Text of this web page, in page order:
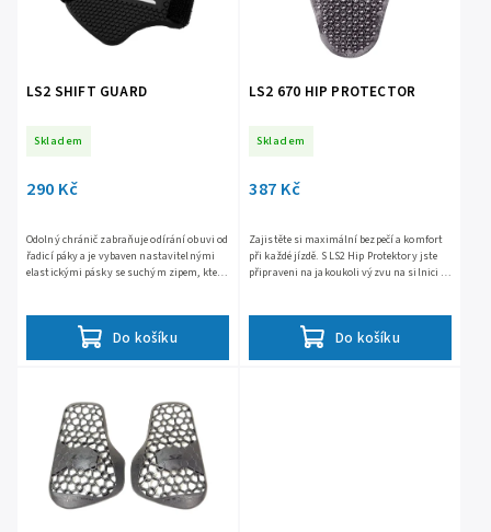
LS2 SHIFT GUARD
Skladem
290 Kč
Do košíku
Odolný chránič zabraňuje odírání obuvi od
řadicí páky a je vybaven nastavitelnými
elastickými pásky se suchým zipem, které
LS2 670 HIP PROTECTOR
Skladem
387 Kč
Do košíku
Zajistěte si maximální bezpečí a komfort
při každé jízdě. S LS2 Hip Protektory jste
připraveni na jakoukoli výzvu na silnici i